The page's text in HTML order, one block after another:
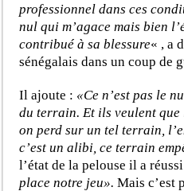
professionnel dans ces
nul qui m’agace mais bien
contribué à sa blessure« , a
sénégalais dans un coup de
Il ajoute : «Ce n’est pas le
du terrain. Et ils veulent que
on perd sur un tel terrain,
c’est un alibi, ce terrain
l’état de la pelouse il a réussi
place notre jeu». Mais c’est